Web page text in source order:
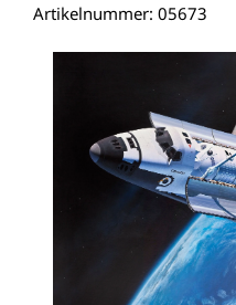
Artikelnummer: 05673